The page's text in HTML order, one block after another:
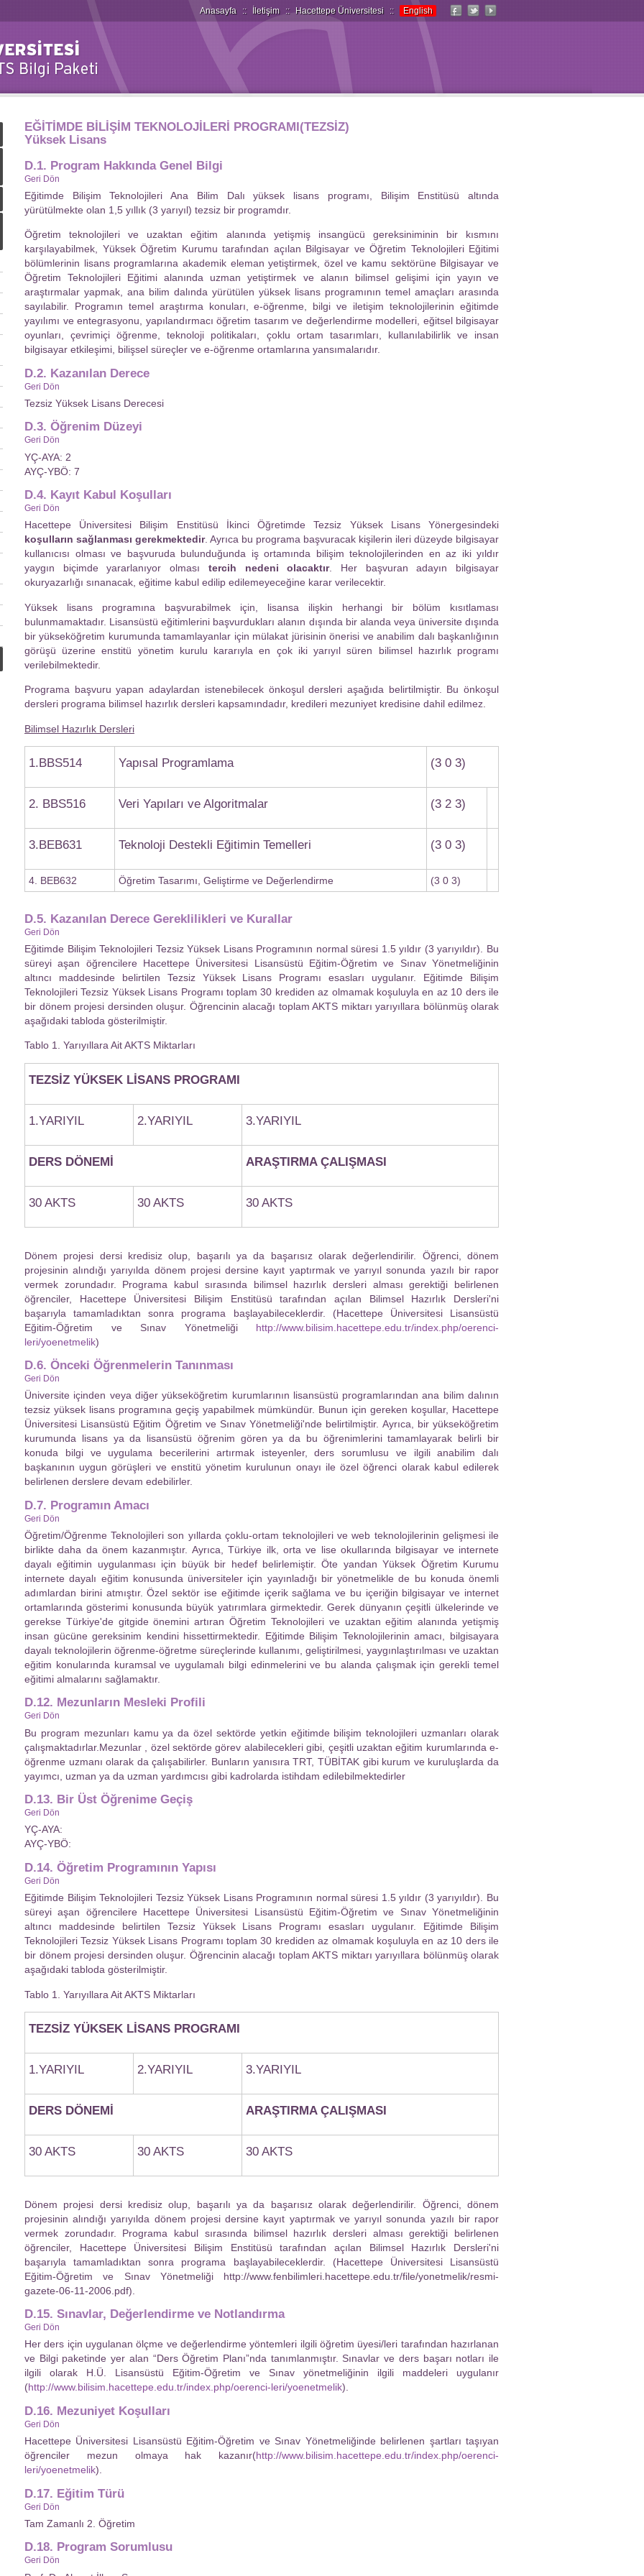
Anasayfa :: İletişim :: Hacettepe Üniversitesi :: English
EĞİTİMDE BİLİŞİM TEKNOLOJİLERİ PROGRAMI(TEZSİZ)
Yüksek Lisans
D.1. Program Hakkında Genel Bilgi
Geri Dön
Eğitimde Bilişim Teknolojileri Ana Bilim Dalı yüksek lisans programı, Bilişim Enstitüsü altında
yürütülmekte olan 1,5 yıllık (3 yarıyıl) tezsiz bir programdır.
Öğretim teknolojileri ve uzaktan eğitim alanında yetişmiş insangücü gereksiniminin bir kısmını
karşılayabilmek, Yüksek Öğretim Kurumu tarafından açılan Bilgisayar ve Öğretim Teknolojileri Eğitimi
bölümlerinin lisans programlarına akademik eleman yetiştirmek, özel ve kamu sektörüne Bilgisayar ve
Öğretim Teknolojileri Eğitimi alanında uzman yetiştirmek ve alanın bilimsel gelişimi için yayın ve
araştırmalar yapmak, ana bilim dalında yürütülen yüksek lisans programının temel amaçları arasında
sayılabilir. Programın temel araştırma konuları, e-öğrenme, bilgi ve iletişim teknolojilerinin eğitimde
yayılımı ve entegrasyonu, yapılandırmacı öğretim tasarım ve değerlendirme modelleri, eğitsel bilgisayar
oyunları, çevrimiçi öğrenme, teknoloji politikaları, çoklu ortam tasarımları, kullanılabilirlik ve insan
bilgisayar etkileşimi, bilişsel süreçler ve e-öğrenme ortamlarına yansımalarıdır.
D.2. Kazanılan Derece
Geri Dön
Tezsiz Yüksek Lisans Derecesi
D.3. Öğrenim Düzeyi
Geri Dön
YÇ-AYA: 2
AYÇ-YBÖ: 7
D.4. Kayıt Kabul Koşulları
Geri Dön
Hacettepe Üniversitesi Bilişim Enstitüsü İkinci Öğretimde Tezsiz Yüksek Lisans Yönergesindeki
koşulların sağlanması gerekmektedir. Ayrıca bu programa başvuracak kişilerin ileri düzeyde bilgisayar
kullanıcısı olması ve başvuruda bulunduğunda iş ortamında bilişim teknolojilerinden en az iki yıldır
yaygın biçimde yararlanıyor olması tercih nedeni olacaktır. Her başvuran adayın bilgisayar
okuryazarlığı sınanacak, eğitime kabul edilip edilemeyeceğine karar verilecektir.
Yüksek lisans programına başvurabilmek için, lisansa ilişkin herhangi bir bölüm kısıtlaması
bulunmamaktadır. Lisansüstü eğitimlerini başvurdukları alanın dışında bir alanda veya üniversite dışında
bir yükseköğretim kurumunda tamamlayanlar için mülakat jürisinin önerisi ve anabilim dalı başkanlığının
görüşü üzerine enstitü yönetim kurulu kararıyla en çok iki yarıyıl süren bilimsel hazırlık programı
verilebilmektedir.
Programa başvuru yapan adaylardan istenebilecek önkoşul dersleri aşağıda belirtilmiştir. Bu önkoşul
dersleri programa bilimsel hazırlık dersleri kapsamındadır, kredileri mezuniyet kredisine dahil edilmez.
Bilimsel Hazırlık Dersleri
1.BBS514 Yapısal Programlama (3 0 3)
2. BBS516 Veri Yapıları ve Algoritmalar (3 2 3)
3.BEB631 Teknoloji Destekli Eğitimin Temelleri (3 0 3)
4. BEB632 Öğretim Tasarımı, Geliştirme ve Değerlendirme (3 0 3)
D.5. Kazanılan Derece Gereklilikleri ve Kurallar
Geri Dön
Eğitimde Bilişim Teknolojileri Tezsiz Yüksek Lisans Programının normal süresi 1.5 yıldır (3 yarıyıldır). Bu
süreyi aşan öğrencilere Hacettepe Üniversitesi Lisansüstü Eğitim-Öğretim ve Sınav Yönetmeliğinin
altıncı maddesinde belirtilen Tezsiz Yüksek Lisans Programı esasları uygulanır. Eğitimde Bilişim
Teknolojileri Tezsiz Yüksek Lisans Programı toplam 30 krediden az olmamak koşuluyla en az 10 ders ile
bir dönem projesi dersinden oluşur. Öğrencinin alacağı toplam AKTS miktarı yarıyıllara bölünmüş olarak
aşağıdaki tabloda gösterilmiştir.
Tablo 1. Yarıyıllara Ait AKTS Miktarları
TEZSİZ YÜKSEK LİSANS PROGRAMI
1.YARIYIL 2.YARIYIL 3.YARIYIL
DERS DÖNEMİ ARAŞTIRMA ÇALIŞMASI
30 AKTS 30 AKTS 30 AKTS
Dönem projesi dersi kredisiz olup, başarılı ya da başarısız olarak değerlendirilir. Öğrenci, dönem
projesinin alındığı yarıyılda dönem projesi dersine kayıt yaptırmak ve yarıyıl sonunda yazılı bir rapor
vermek zorundadır. Programa kabul sırasında bilimsel hazırlık dersleri alması gerektiği belirlenen
öğrenciler, Hacettepe Üniversitesi Bilişim Enstitüsü tarafından açılan Bilimsel Hazırlık Dersleri'ni
başarıyla tamamladıktan sonra programa başlayabileceklerdir. (Hacettepe Üniversitesi Lisansüstü
Eğitim-Öğretim ve Sınav Yönetmeliği http://www.bilisim.hacettepe.edu.tr/index.php/oerenci-
leri/yoenetmelik)
D.6. Önceki Öğrenmelerin Tanınması
Geri Dön
Üniversite içinden veya diğer yükseköğretim kurumlarının lisansüstü programlarından ana bilim dalının
tezsiz yüksek lisans programına geçiş yapabilmek mümkündür. Bunun için gereken koşullar, Hacettepe
Üniversitesi Lisansüstü Eğitim Öğretim ve Sınav Yönetmeliği'nde belirtilmiştir. Ayrıca, bir yükseköğretim
kurumunda lisans ya da lisansüstü öğrenim gören ya da bu öğrenimlerini tamamlayarak belirli bir
konuda bilgi ve uygulama becerilerini artırmak isteyenler, ders sorumlusu ve ilgili anabilim dalı
başkanının uygun görüşleri ve enstitü yönetim kurulunun onayı ile özel öğrenci olarak kabul edilerek
belirlenen derslere devam edebilirler.
D.7. Programın Amacı
Geri Dön
Öğretim/Öğrenme Teknolojileri son yıllarda çoklu-ortam teknolojileri ve web teknolojilerinin gelişmesi ile
birlikte daha da önem kazanmıştır. Ayrıca, Türkiye ilk, orta ve lise okullarında bilgisayar ve internete
dayalı eğitimin uygulanması için büyük bir hedef belirlemiştir. Öte yandan Yüksek Öğretim Kurumu
internete dayalı eğitim konusunda üniversiteler için yayınladığı bir yönetmelikle de bu konuda önemli
adımlardan birini atmıştır. Özel sektör ise eğitimde içerik sağlama ve bu içeriğin bilgisayar ve internet
ortamlarında gösterimi konusunda büyük yatırımlara girmektedir. Gerek dünyanın çeşitli ülkelerinde ve
gerekse Türkiye'de gitgide önemini artıran Öğretim Teknolojileri ve uzaktan eğitim alanında yetişmiş
insan gücüne gereksinim kendini hissettirmektedir. Eğitimde Bilişim Teknolojilerinin amacı, bilgisayara
dayalı teknolojilerin öğrenme-öğretme süreçlerinde kullanımı, geliştirilmesi, yaygınlaştırılması ve uzaktan
eğitim konularında kuramsal ve uygulamalı bilgi edinmelerini ve bu alanda çalışmak için gerekli temel
eğitimi almalarını sağlamaktır.
D.12. Mezunların Mesleki Profili
Geri Dön
Bu program mezunları kamu ya da özel sektörde yetkin eğitimde bilişim teknolojileri uzmanları olarak
çalışmaktadırlar.Mezunlar , özel sektörde görev alabilecekleri gibi, çeşitli uzaktan eğitim kurumlarında e-
öğrenme uzmanı olarak da çalışabilirler. Bunların yanısıra TRT, TÜBİTAK gibi kurum ve kuruluşlarda da
yayımcı, uzman ya da uzman yardımcısı gibi kadrolarda istihdam edilebilmektedirler
D.13. Bir Üst Öğrenime Geçiş
Geri Dön
YÇ-AYA:
AYÇ-YBÖ:
D.14. Öğretim Programının Yapısı
Geri Dön
Eğitimde Bilişim Teknolojileri Tezsiz Yüksek Lisans Programının normal süresi 1.5 yıldır (3 yarıyıldır). Bu
süreyi aşan öğrencilere Hacettepe Üniversitesi Lisansüstü Eğitim-Öğretim ve Sınav Yönetmeliğinin
altıncı maddesinde belirtilen Tezsiz Yüksek Lisans Programı esasları uygulanır. Eğitimde Bilişim
Teknolojileri Tezsiz Yüksek Lisans Programı toplam 30 krediden az olmamak koşuluyla en az 10 ders ile
bir dönem projesi dersinden oluşur. Öğrencinin alacağı toplam AKTS miktarı yarıyıllara bölünmüş olarak
aşağıdaki tabloda gösterilmiştir.
Tablo 1. Yarıyıllara Ait AKTS Miktarları
TEZSİZ YÜKSEK LİSANS PROGRAMI
1.YARIYIL 2.YARIYIL 3.YARIYIL
DERS DÖNEMİ ARAŞTIRMA ÇALIŞMASI
30 AKTS 30 AKTS 30 AKTS
Dönem projesi dersi kredisiz olup, başarılı ya da başarısız olarak değerlendirilir. Öğrenci, dönem
projesinin alındığı yarıyılda dönem projesi dersine kayıt yaptırmak ve yarıyıl sonunda yazılı bir rapor
vermek zorundadır. Programa kabul sırasında bilimsel hazırlık dersleri alması gerektiği belirlenen
öğrenciler, Hacettepe Üniversitesi Bilişim Enstitüsü tarafından açılan Bilimsel Hazırlık Dersleri'ni
başarıyla tamamladıktan sonra programa başlayabileceklerdir. (Hacettepe Üniversitesi Lisansüstü
Eğitim-Öğretim ve Sınav Yönetmeliği http://www.fenbilimleri.hacettepe.edu.tr/file/yonetmelik/resmi-
gazete-06-11-2006.pdf).
D.15. Sınavlar, Değerlendirme ve Notlandırma
Geri Dön
Her ders için uygulanan ölçme ve değerlendirme yöntemleri ilgili öğretim üyesi/leri tarafından hazırlanan
ve Bilgi paketinde yer alan “Ders Öğretim Planı”nda tanımlanmıştır. Sınavlar ve ders başarı notları ile
ilgili olarak H.Ü. Lisansüstü Eğitim-Öğretim ve Sınav yönetmeliğinin ilgili maddeleri uygulanır
(http://www.bilisim.hacettepe.edu.tr/index.php/oerenci-leri/yoenetmelik).
D.16. Mezuniyet Koşulları
Geri Dön
Hacettepe Üniversitesi Lisansüstü Eğitim-Öğretim ve Sınav Yönetmeliğinde belirlenen şartları taşıyan
öğrenciler mezun olmaya hak kazanır(http://www.bilisim.hacettepe.edu.tr/index.php/oerenci-
leri/yoenetmelik).
D.17. Eğitim Türü
Geri Dön
Tam Zamanlı 2. Öğretim
D.18. Program Sorumlusu
Geri Dön